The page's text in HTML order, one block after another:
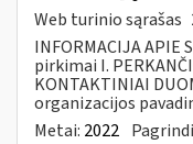
Web turinio sąrašas
INFORMACIJA APIE
pirkimai I.
KONTAKTINIAI
organizacijos
Metai: 2022